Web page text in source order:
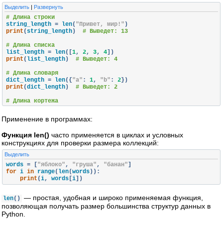
Выделить | Развернуть
# Длина строки
string_length = len( "Привет, мир!" )
print (string_length)
# Выведет: 13
# Длина списка
list_length = len([1, 2, 3, 4])
print ( list_length)
# Выведет: 4
# Длина словаря
dict_length = len({"a" : 1, "b" : 2})
print (dict_length)
# Выведет: 2
# Длина кортежа
tuple_length = len((True, False))
set_length = len({1, 2, 3, 3})
# Элементы уникальны
print(set_length) # Выведет: 3
Применение в программах:
Функция len() часто применяется в циклах и условных
конструкциях для проверки размера коллекций:
Выделить
words = [ "яблоко" , "груша" , "банан" ]
for i in range( len(words)):
print (i, words [i])
len() — простая, удобная и широко применяемая функция,
позволяющая получать размер большинства структур данных в
Python.